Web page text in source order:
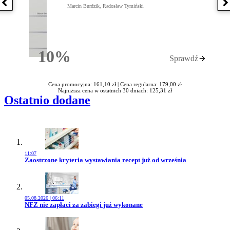
Poprzednia książka
10%Rabatu
Marcin Burdzik, Radosław Tymiński
Sprawdź
Cena promocyjna: 161,10 zł | Cena regularna: 179,00 zł
Najniższa cena w ostatnich 30 dniach: 125,31 zł
Ostatnio dodane
11:07
Przejdź do artykułu:
Zaostrzone kryteria wystawiania recept już od września
05.08.2026 | 06:11
Przejdź do artykułu:
NFZ nie zapłaci za zabiegi już wykonane